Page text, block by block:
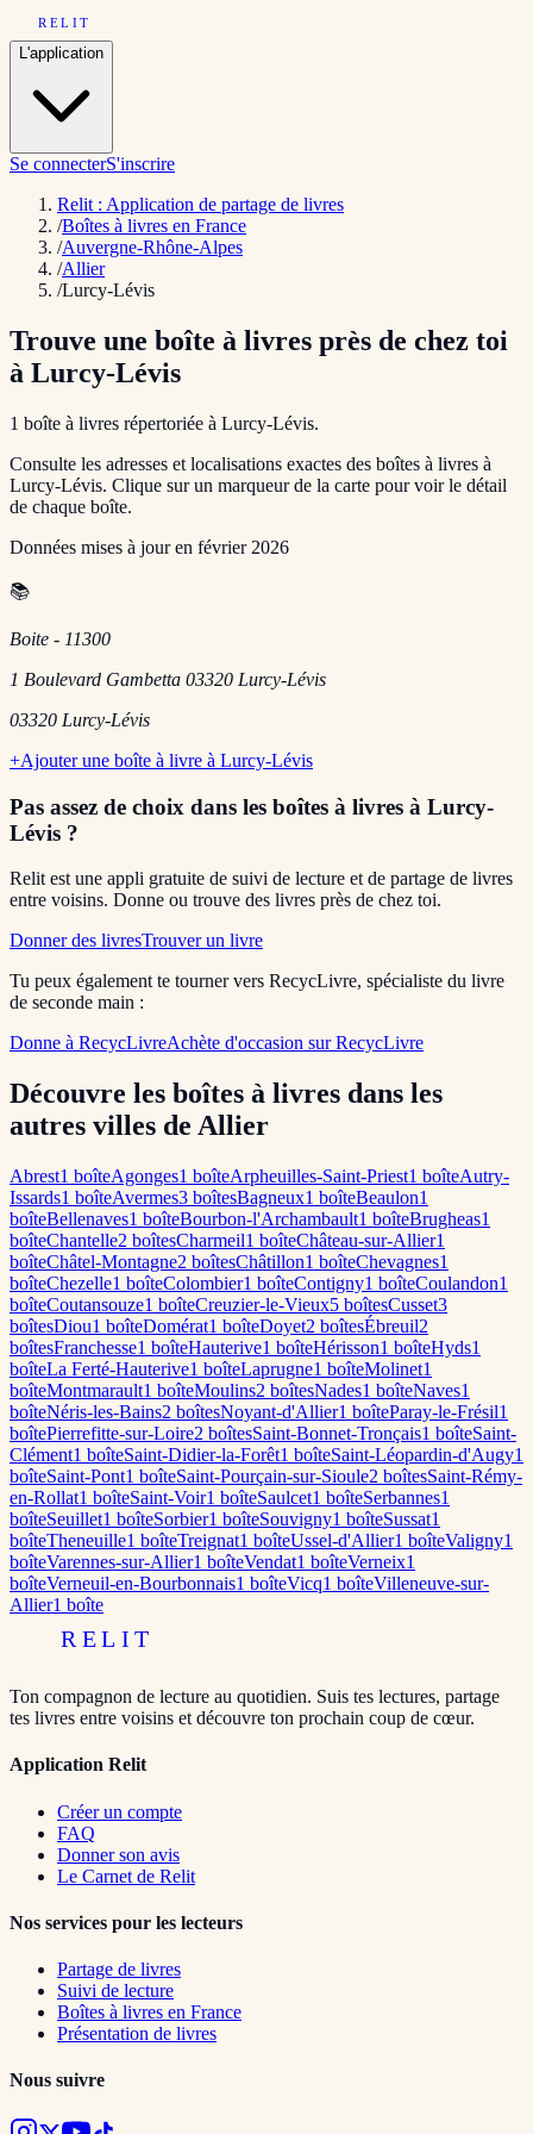
RELIT
L'application
Se connecterS'inscrire
Relit : Application de partage de livres
/Boîtes à livres en France
/Auvergne-Rhône-Alpes
/Allier
/Lurcy-Lévis
Trouve une boîte à livres près de chez toi
à Lurcy-Lévis
1 boîte à livres répertoriée à Lurcy-Lévis.
Consulte les adresses et localisations exactes des boîtes à livres à
Lurcy-Lévis. Clique sur un marqueur de la carte pour voir le détail
de chaque boîte.
Données mises à jour en février 2026
📚
Boite - 11300
1 Boulevard Gambetta 03320 Lurcy-Lévis
03320 Lurcy-Lévis
+Ajouter une boîte à livre à Lurcy-Lévis
Pas assez de choix dans les boîtes à livres à Lurcy-
Lévis ?
Relit est une appli gratuite de suivi de lecture et de partage de livres
entre voisins. Donne ou trouve des livres près de chez toi.
Donner des livresTrouver un livre
Tu peux également te tourner vers RecycLivre, spécialiste du livre
de seconde main :
Donne à RecycLivreAchète d'occasion sur RecycLivre
Découvre les boîtes à livres dans les
autres villes de Allier
Abrest1 boîteAgonges1 boîteArpheuilles-Saint-Priest1 boîteAutry-
Issards1 boîteAvermes3 boîtesBagneux1 boîteBeaulon1
boîteBellenaves1 boîteBourbon-l'Archambault1 boîteBrugheas1
boîteChantelle2 boîtesCharmeil1 boîteChâteau-sur-Allier1
boîteChâtel-Montagne2 boîtesChâtillon1 boîteChevagnes1
boîteChezelle1 boîteColombier1 boîteContigny1 boîteCoulandon1
boîteCoutansouze1 boîteCreuzier-le-Vieux5 boîtesCusset3
boîtesDiou1 boîteDomérat1 boîteDoyet2 boîtesÉbreuil2
boîtesFranchesse1 boîteHauterive1 boîteHérisson1 boîteHyds1
boîteLa Ferté-Hauterive1 boîteLaprugne1 boîteMolinet1
boîteMontmarault1 boîteMoulins2 boîtesNades1 boîteNaves1
boîteNéris-les-Bains2 boîtesNoyant-d'Allier1 boîteParay-le-Frésil1
boîtePierrefitte-sur-Loire2 boîtesSaint-Bonnet-Tronçais1 boîteSaint-
Clément1 boîteSaint-Didier-la-Forêt1 boîteSaint-Léopardin-d'Augy1
boîteSaint-Pont1 boîteSaint-Pourçain-sur-Sioule2 boîtesSaint-Rémy-
en-Rollat1 boîteSaint-Voir1 boîteSaulcet1 boîteSerbannes1
boîteSeuillet1 boîteSorbier1 boîteSouvigny1 boîteSussat1
boîteTheneuille1 boîteTreignat1 boîteUssel-d'Allier1 boîteValigny1
boîteVarennes-sur-Allier1 boîteVendat1 boîteVerneix1
boîteVerneuil-en-Bourbonnais1 boîteVicq1 boîteVilleneuve-sur-
Allier1 boîte
RELIT
Ton compagnon de lecture au quotidien. Suis tes lectures, partage
tes livres entre voisins et découvre ton prochain coup de cœur.
Application Relit
Créer un compte
FAQ
Donner son avis
Le Carnet de Relit
Nos services pour les lecteurs
Partage de livres
Suivi de lecture
Boîtes à livres en France
Présentation de livres
Nous suivre